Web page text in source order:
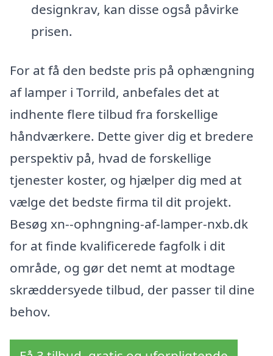
designkrav, kan disse også påvirke
prisen.
For at få den bedste pris på ophængning
af lamper i Torrild, anbefales det at
indhente flere tilbud fra forskellige
håndværkere. Dette giver dig et bredere
perspektiv på, hvad de forskellige
tjenester koster, og hjælper dig med at
vælge det bedste firma til dit projekt.
Besøg xn--ophngning-af-lamper-nxb.dk
for at finde kvalificerede fagfolk i dit
område, og gør det nemt at modtage
skræddersyede tilbud, der passer til dine
behov.